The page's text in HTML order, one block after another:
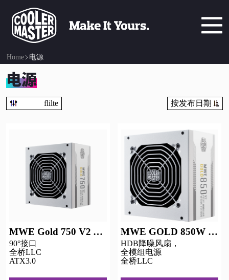
Home 电源
电源
flilte 按发布日期
MWE Gold 750 V2 ATX 3.0 白色
90°接口
全桥LLC
ATX3.0
MWE GOLD 850W 白色
HDB降噪风扇，
全模组电源
全桥LLC